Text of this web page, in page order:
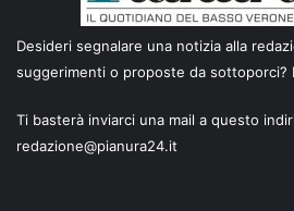
Desideri segnalare una notizia alla
suggerimenti o proposte da sottoporci?
Ti basterà inviarci una mail a questo
redazione@pianura24.it